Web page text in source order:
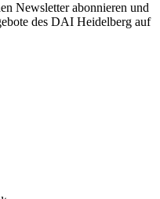
Newsletter abonnieren und
des DAI Heidelberg auf